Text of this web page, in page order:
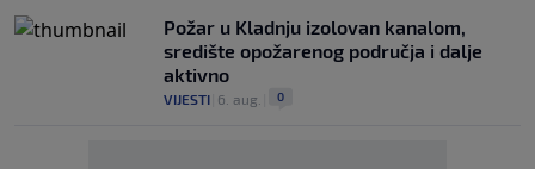
Požar u Kladnju izolovan kanalom,
središte opožarenog područja i dalje
aktivno
VIJESTI 6. aug. 0